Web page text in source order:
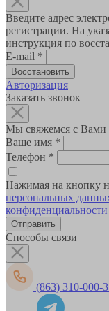
Введите адрес
регистрации. На
инструкция по
E-mail *
Авторизация
Заказать звонок
Мы свяжемся с Вами
Ваше имя *
Телефон *
Нажимая на кнопку
персональных
конфиденциальности
Способы связи
(863) 310-000-3